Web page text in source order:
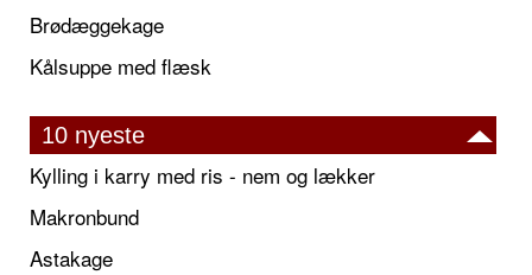
Brødæggekage
Kålsuppe med flæsk
10 nyeste
Kylling i karry med ris - nem og lækker
Makronbund
Astakage